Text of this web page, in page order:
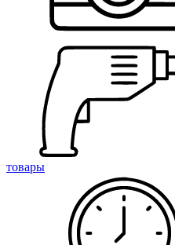
товары